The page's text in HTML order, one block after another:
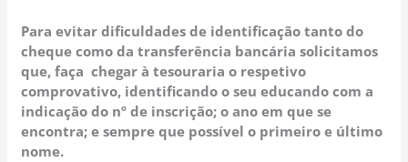
Para evitar dificuldades de identificação tanto do
cheque como da transferência bancária solicitamos
que, faça chegar à tesouraria o respetivo
comprovativo, identificando o seu educando com a
indicação do nº de inscrição; o ano em que se
encontra; e sempre que possível o primeiro e último
nome.